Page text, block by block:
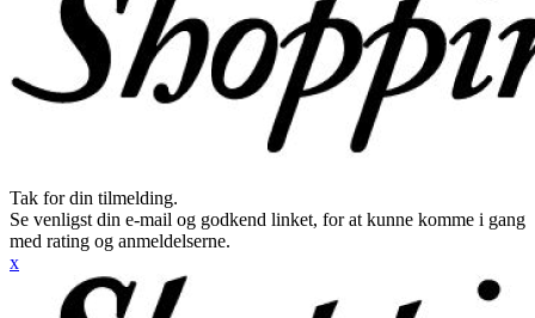
Tak for din tilmelding.
Se venligst din e-mail og godkend linket, for at kunne komme i gang
med rating og anmeldelserne.
x